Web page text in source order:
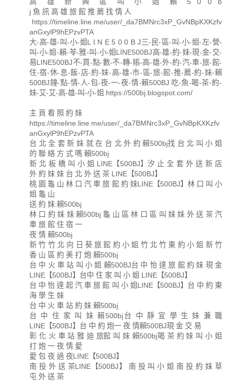
j 魚 訊 高 雄 旅 館 推 薦 找 情 人
https://timeline.line.me/user/_da7BMNrc3xP_GvNBpKXKzfv
anGxylP9hEPzvPTA
大-高-雄-叫-小-姐L I N E 5 0 0 B J三-民-區-叫-小-姐-左-營-
叫-小-姐-賴-苓-雅-叫-小-姐LINE500BJ高-雄-約-妹-現-金-交-
易LINE500BJ不-買-點-數-不-轉-賬-高-雄-外-約-汽-車-旅-館-
住-宿-休-息-飯-店-約-妹-高-雄-市-區-旅-館-推-薦-約-妹-賴
500BJ鐘-點-情-人-包-夜-一-夜-情-賴500BJ 吃-魚-喝-茶-約-
妹-艾-艾-高-雄-叫-小-姐 https://500bj.blogspot.com/
主 頁 看 照 約 妹
https://timeline.line.me/user/_da7BMNrc3xP_GvNBpKXKzfv
anGxylP9hEPzvPTA
台 北 全 套 新 妹 就 在 台 北 外 約 賴500bj找 台 北 叫 小 姐
的 聯 絡 方 式 嗎 賴500bj
新 北 板 橋 叫 小 姐 LINE【500BJ】汐 止 全 套 外 送 新 店
外 約 妹 妹 台 北 外 送 茶 LINE【500BJ】
桃 園 龜 山 林 口 汽 車 旅 館 約 妹LINE【500BJ】林 口 叫 小
姐 龜 山
送 約 妹 賴500bj
林 口 約 妹 妹 賴500bj 龜 山 區 林 口 區 叫 妹 妹 外 送 茶 汽
車 旅 館 住 宿 一
夜 情 賴500bj
新 竹 竹 北 向 日 葵 旅 館 約 小 姐 竹 北 竹 東 約 小 姐 新 竹
香 山 區 約 美 打 炮 賴500bj
台 中 火 車 站 叫 小 姐 賴500BJ台 中 怡 達 旅 館 約 妹 現 金
LINE【500BJ】台中 住 家 叫 小 姐 LINE【500BJ】
台 中 怡 達 起 汽 車 旅 館 叫 小 姐LINE【500BJ】台 中 約 東
海 學 生 妹
台 中 火 車 站 約 妹 賴500bj
台 中 住 家 叫 妹 賴500bj台 中 靜 宜 學 生 妹 兼 職
LINE【500BJ】台 中 約 炮一 夜 情賴500BJ現 金 交 易
彰 化 火 車 站 雅 迪 旅館 叫 妹 賴500bj喝 茶 約 妹 叫 小 姐
打 炮 一 夜 情 愛
愛 包 夜 過 夜LINE【500BJ】
南 投 外 送 茶LINE【500BJ】 南 投 叫 小 姐 南 投 約 妹 草
屯 外 送 茶